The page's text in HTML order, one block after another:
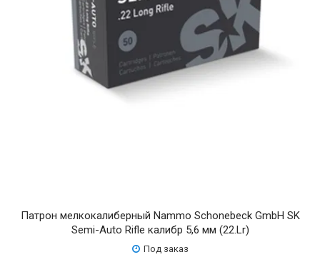
Патрон мелкокалиберный Nammo Schonebeck GmbH SK
Semi-Auto Rifle калибр 5,6 мм (22.Lr)
Под заказ